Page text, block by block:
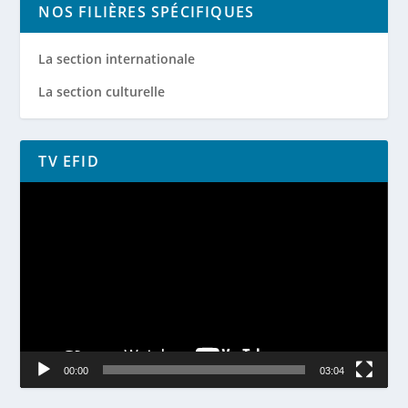
NOS FILIÈRES SPÉCIFIQUES
La section internationale
La section culturelle
TV EFID
Lecteur
00:00 03:04